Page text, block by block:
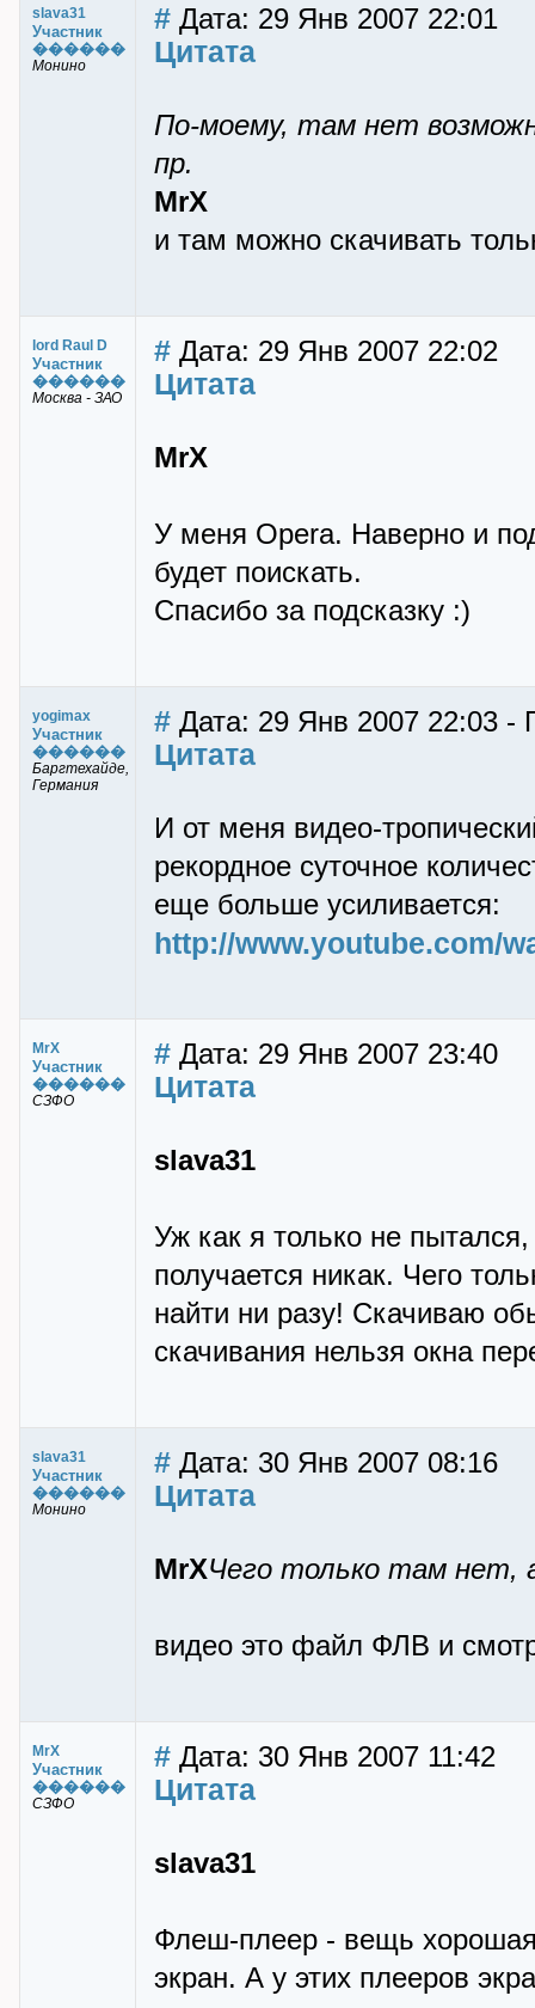
slava31
Участник
������
Монино
# Дата: 29 Янв 2007 22:01
Цитата
По-моему, там нет
пр.
MrX
и там можно скачивать
lord Raul D
Участник
������
Москва - ЗАО
# Дата: 29 Янв 2007 22:02
Цитата
MrX
У меня Opera. Наверно и
будет поискать.
Спасибо за подсказку :)
yogimax
Участник
������
Баргтехайде,
Германия
# Дата: 29 Янв 2007 22:03 -
Цитата
И от меня видео-
рекордное суточное
еще больше усиливается:
http://www.youtube.com/
MrX
Участник
������
СЗФО
# Дата: 29 Янв 2007 23:40
Цитата
slava31
Уж как я только не
получается никак. Чего
найти ни разу! Скачиваю
скачивания нельзя окна
slava31
Участник
������
Монино
# Дата: 30 Янв 2007 08:16
Цитата
MrXЧего только там нет,
видео это файл ФЛВ и
MrX
Участник
������
СЗФО
# Дата: 30 Янв 2007 11:42
Цитата
slava31
Флеш-плеер - вещь
экран. А у этих плееров